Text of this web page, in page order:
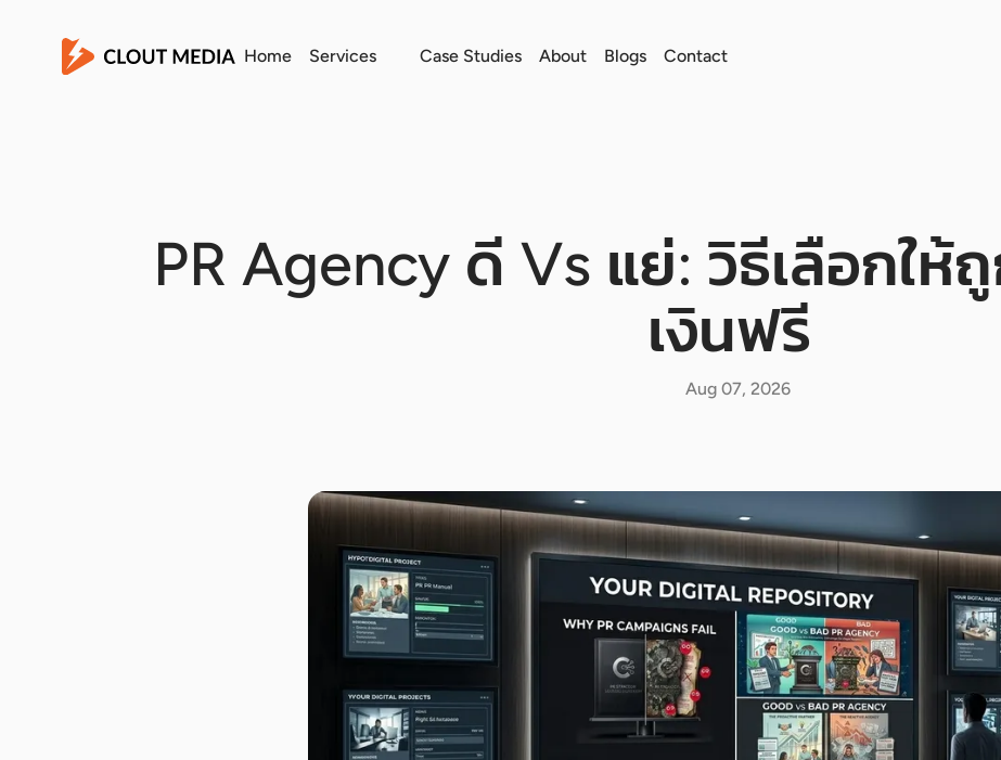
Home Services Case Studies About Blogs Contact
PR Agency ดี Vs แย่: วิธีเลือกให้
เงินฟรี
Aug 07, 2026